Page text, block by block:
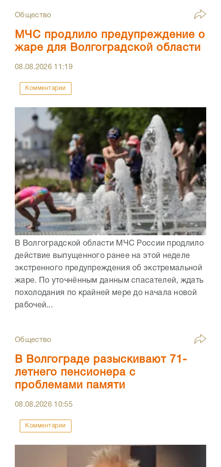
Общество
МЧС продлило предупреждение о
жаре для Волгоградской области
08.08.2026 11:19
Комментарии
В Волгоградской области МЧС России продлило
действие выпущенного ранее на этой неделе
экстренного предупреждения об экстремальной
жаре. По уточнённым данным спасателей, ждать
похолодания по крайней мере до начала новой
рабочей...
Общество
В Волгограде разыскивают 71-
летнего пенсионера с
проблемами памяти
08.08.2026 10:55
Комментарии